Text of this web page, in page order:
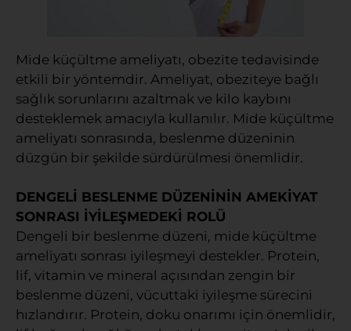
Mide küçültme ameliyatı, obezite tedavisinde
etkili bir yöntemdir. Ameliyat, obeziteye bağlı
sağlık sorunlarını azaltmak ve kilo kaybını
desteklemek amacıyla kullanılır. Mide küçültme
ameliyatı sonrasında, beslenme düzeninin
düzgün bir şekilde sürdürülmesi önemlidir.
DENGELİ BESLENME DÜZENİNİN AMEKİYAT
SONRASI İYİLEŞMEDEKİ ROLÜ
Dengeli bir beslenme düzeni, mide küçültme
ameliyatı sonrası iyileşmeyi destekler. Protein,
lif, vitamin ve mineral açısından zengin bir
beslenme düzeni, vücuttaki iyileşme sürecini
hızlandırır. Protein, doku onarımı için önemlidir,